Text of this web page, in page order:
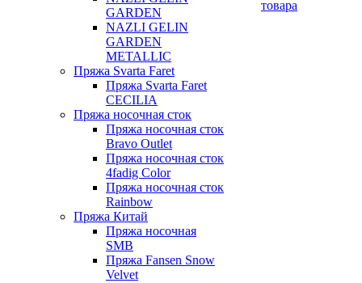
GARDEN
NAZLI GELIN
GARDEN
METALLIC
Пряжа Svarta Faret
Пряжа Svarta Faret
CECILIA
Пряжа носочная сток
Пряжа носочная сток
Bravo Outlet
Пряжа носочная сток
4fadig Color
Пряжа носочная сток
Rainbow
Пряжа Китай
Пряжа носочная
SMB
Пряжа Fansen Snow
Velvet
товара